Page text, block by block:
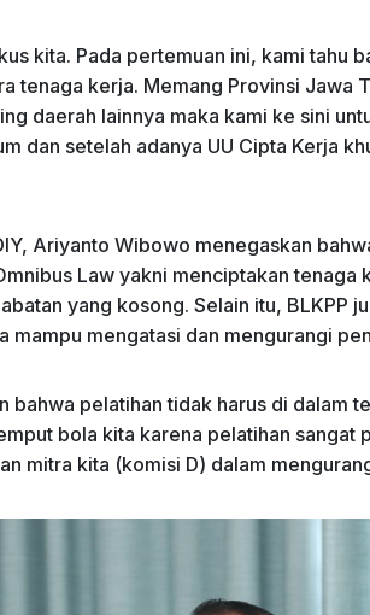
kita. Pada pertemuan ini, kami tahu
tenaga kerja. Memang Provinsi Jawa
daerah lainnya maka kami ke sini
dan setelah adanya UU Cipta Kerja
Ariyanto Wibowo menegaskan
Law yakni menciptakan
yang kosong. Selain itu, BLKPP
mampu mengatasi dan mengurangi
bahwa pelatihan tidak harus di dalam
bola kita karena pelatihan sangat
mitra kita (komisi D) dalam